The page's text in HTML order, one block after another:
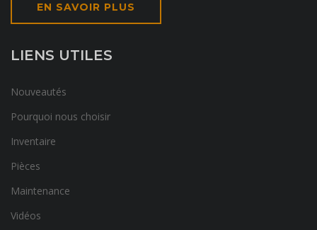
EN SAVOIR PLUS
LIENS UTILES
Nouveautés
Pourquoi nous choisir
Inventaire
Pièces
Maintenance
Vidéos